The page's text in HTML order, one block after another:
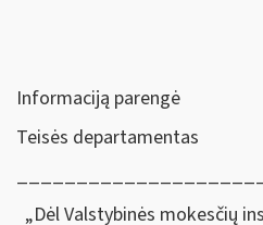
Informaciją parengė
Teisės departamentas
„Dėl Valstybinės mokesčių